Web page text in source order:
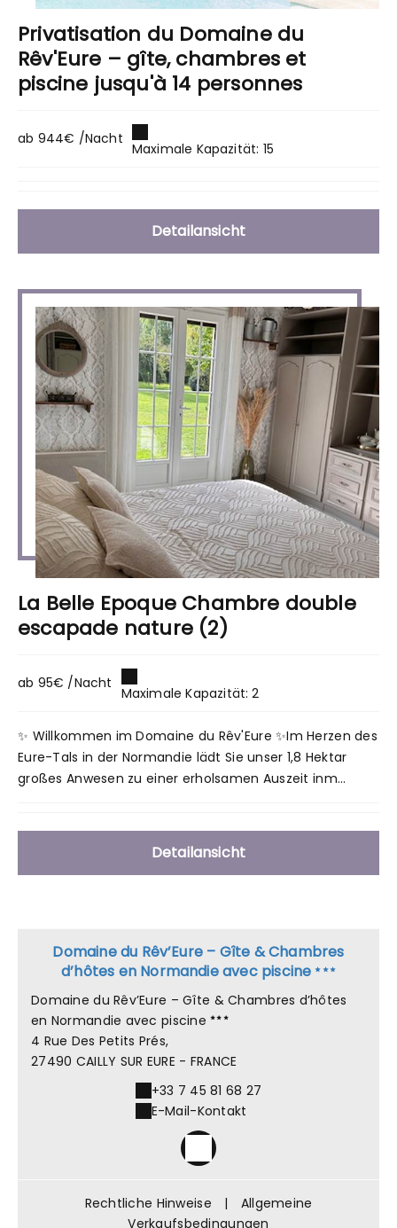
Privatisation du Domaine du
Rêv'Eure – gîte, chambres et
piscine jusqu'à 14 personnes
ab 944€ /Nacht
Maximale Kapazität: 15
Detailansicht
La Belle Epoque Chambre double
escapade nature (2)
ab 95€ /Nacht
Maximale Kapazität: 2
✨ Willkommen im Domaine du Rêv'Eure ✨Im Herzen des
Eure-Tals in der Normandie lädt Sie unser 1,8 Hektar
großes Anwesen zu einer erholsamen Auszeit inm...
Detailansicht
Domaine du Rêv’Eure – Gîte & Chambres
d’hôtes en Normandie avec piscine
Domaine du Rêv’Eure – Gîte & Chambres d’hôtes
en Normandie avec piscine
4 Rue Des Petits Prés,
27490 CAILLY SUR EURE - FRANCE
+33 7 45 81 68 27
E-Mail-Kontakt
Rechtliche Hinweise |
Allgemeine
Verkaufsbedingungen